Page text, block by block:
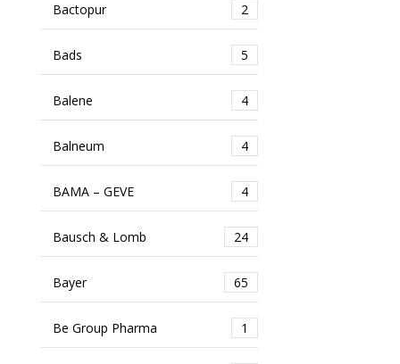
Bactopur 2
Bads 5
Balene 4
Balneum 4
BAMA – GEVE 4
Bausch & Lomb 24
Bayer 65
Be Group Pharma 1